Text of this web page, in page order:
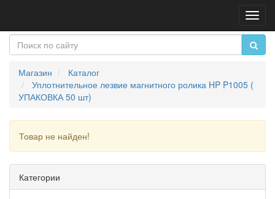
Магазин
Каталог
Уплотнительное лезвие магнитного ролика HP P1005 (
УПАКОВКА 50 шт)
Товар не найден!
Категории